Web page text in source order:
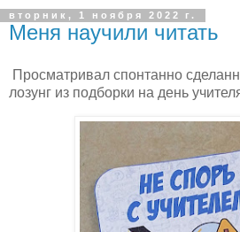
вторник, 1 ноября 2022 г.
Меня научили читать
Просматривал спонтанно
лозунг из подборки на день